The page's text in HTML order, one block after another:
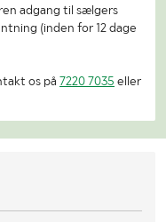
adgang til sælgers
(inden for 12 dage
os på 7220 7035 eller